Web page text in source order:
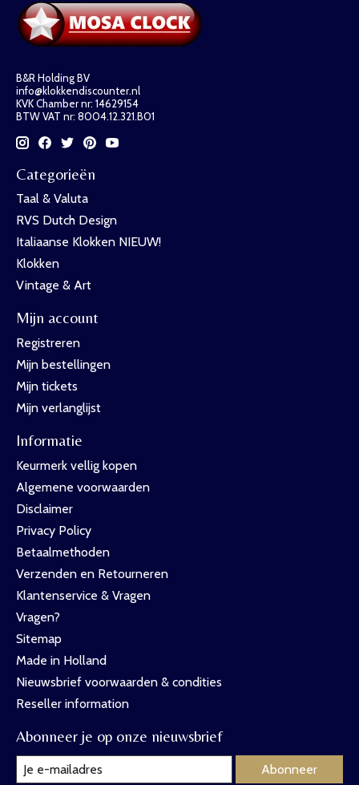
B&R Holding BV
info@klokkendiscounter.nl
KVK Chamber nr: 14629154
BTW VAT nr: 8004.12.321.B01
Categorieën
Taal & Valuta
RVS Dutch Design
Italiaanse Klokken NIEUW!
Klokken
Vintage & Art
Mijn account
Registreren
Mijn bestellingen
Mijn tickets
Mijn verlanglijst
Informatie
Keurmerk vellig kopen
Algemene voorwaarden
Disclaimer
Privacy Policy
Betaalmethoden
Verzenden en Retourneren
Klantenservice & Vragen
Vragen?
Sitemap
Made in Holland
Nieuwsbrief voorwaarden & condities
Reseller information
Abonneer je op onze nieuwsbrief
Abonneer